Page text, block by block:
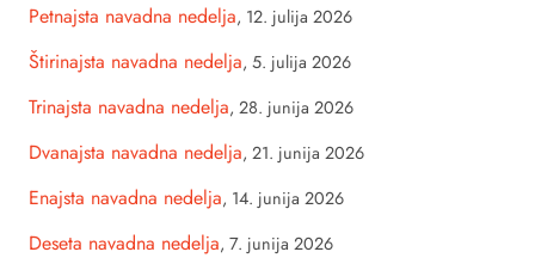
Petnajsta navadna nedelja, 12. julija 2026
Štirinajsta navadna nedelja, 5. julija 2026
Trinajsta navadna nedelja, 28. junija 2026
Dvanajsta navadna nedelja, 21. junija 2026
Enajsta navadna nedelja, 14. junija 2026
Deseta navadna nedelja, 7. junija 2026